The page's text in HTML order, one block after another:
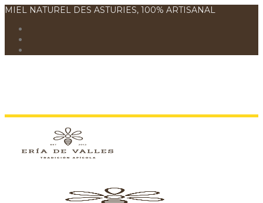
MIEL NATUREL DES ASTURIES, 100% ARTISANAL